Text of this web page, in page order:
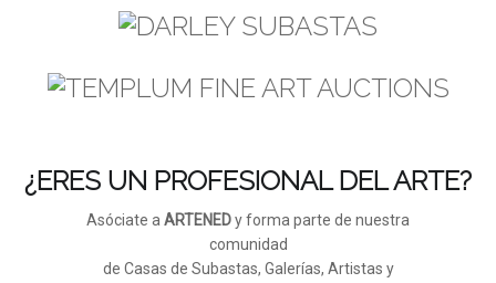
¿ERES UN PROFESIONAL DEL ARTE?
Asóciate a ARTENEDy forma parte de nuestra
comunidad
de Casas de Subastas, Galerías, Artistas y